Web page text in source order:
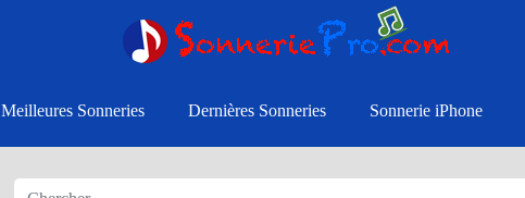
Meilleures Sonneries Dernières Sonneries Sonnerie iPhone